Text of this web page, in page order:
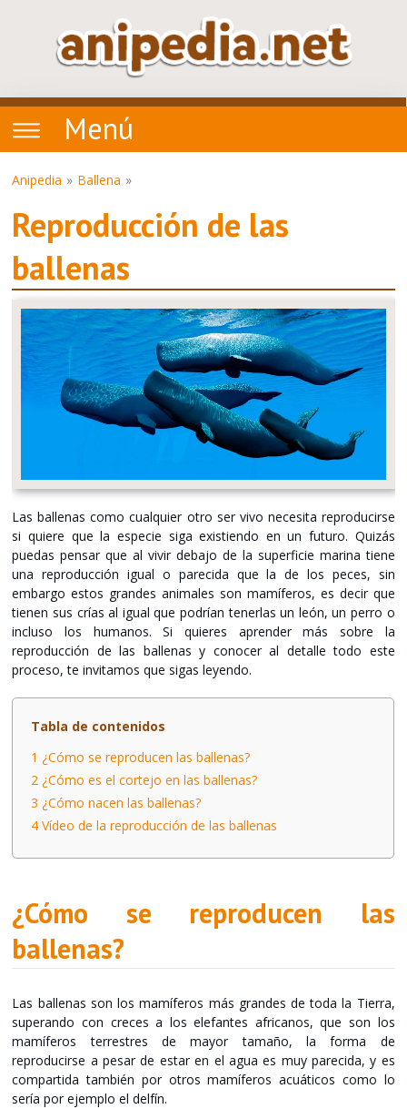
Menú
Anipedia Ballena
Reproducción de las
ballenas
Las ballenas como cualquier otro ser vivo necesita reproducirse
si quiere que la especie siga existiendo en un futuro. Quizás
puedas pensar que al vivir debajo de la superficie marina tiene
una reproducción igual o parecida que la de los peces, sin
embargo estos grandes animales son mamíferos, es decir que
tienen sus crías al igual que podrían tenerlas un león, un perro o
incluso los humanos. Si quieres aprender más sobre la
reproducción de las ballenas y conocer al detalle todo este
proceso, te invitamos que sigas leyendo.
Tabla de contenidos
1 ¿Cómo se reproducen las ballenas?
2 ¿Cómo es el cortejo en las ballenas?
3 ¿Cómo nacen las ballenas?
4 Vídeo de la reproducción de las ballenas
¿Cómo se reproducen las
ballenas?
Las ballenas son los mamíferos más grandes de toda la Tierra,
superando con creces a los elefantes africanos, que son los
mamíferos terrestres de mayor tamaño, la forma de
reproducirse a pesar de estar en el agua es muy parecida, y es
compartida también por otros mamíferos acuáticos como lo
sería por ejemplo el delfín.